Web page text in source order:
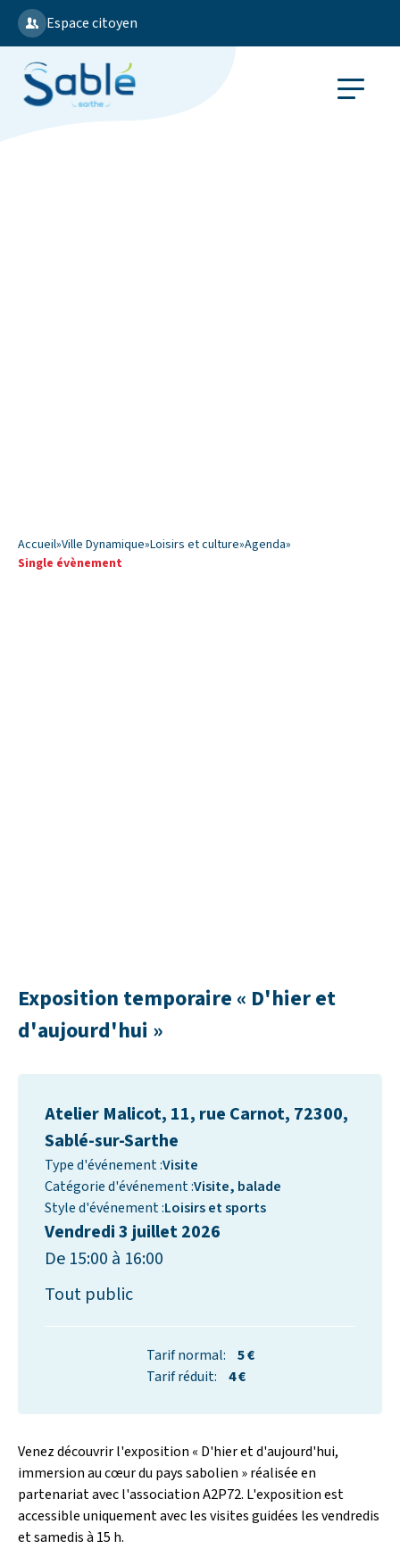
Espace citoyen
Accueil»Ville Dynamique»Loisirs et culture»Agenda»
Single évènement
Exposition temporaire « D'hier et
d'aujourd'hui »
Atelier Malicot, 11, rue Carnot, 72300,
Sablé-sur-Sarthe
Type d'événement :Visite
Catégorie d'événement :Visite, balade
Style d'événement :Loisirs et sports
Vendredi 3 juillet 2026
De 15:00 à 16:00
Tout public
Tarif normal:
5 €
Tarif réduit:
4 €
Venez découvrir l'exposition « D'hier et d'aujourd'hui,
immersion au cœur du pays sabolien » réalisée en
partenariat avec l'association A2P72. L'exposition est
accessible uniquement avec les visites guidées les vendredis
et samedis à 15 h.